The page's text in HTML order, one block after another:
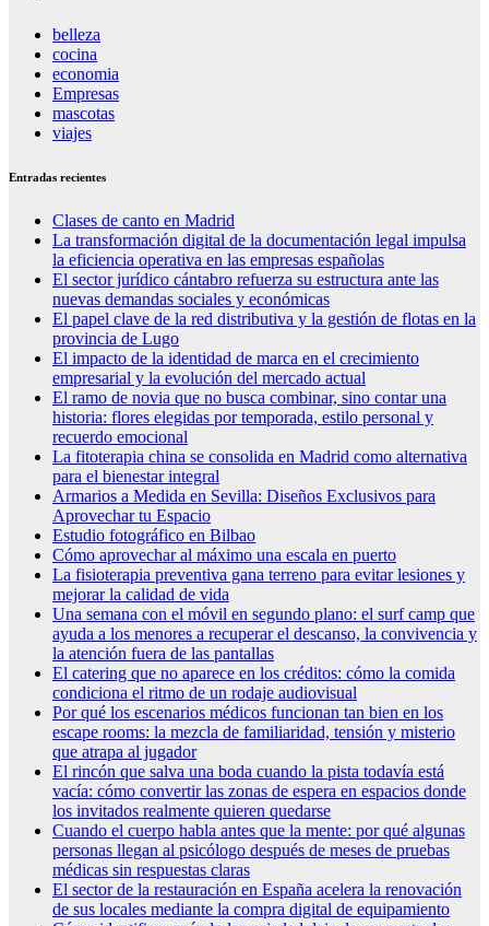
belleza
cocina
economia
Empresas
mascotas
viajes
Entradas recientes
Clases de canto en Madrid
La transformación digital de la documentación legal impulsa
la eficiencia operativa en las empresas españolas
El sector jurídico cántabro refuerza su estructura ante las
nuevas demandas sociales y económicas
El papel clave de la red distributiva y la gestión de flotas en la
provincia de Lugo
El impacto de la identidad de marca en el crecimiento
empresarial y la evolución del mercado actual
El ramo de novia que no busca combinar, sino contar una
historia: flores elegidas por temporada, estilo personal y
recuerdo emocional
La fitoterapia china se consolida en Madrid como alternativa
para el bienestar integral
Armarios a Medida en Sevilla: Diseños Exclusivos para
Aprovechar tu Espacio
Estudio fotográfico en Bilbao
Cómo aprovechar al máximo una escala en puerto
La fisioterapia preventiva gana terreno para evitar lesiones y
mejorar la calidad de vida
Una semana con el móvil en segundo plano: el surf camp que
ayuda a los menores a recuperar el descanso, la convivencia y
la atención fuera de las pantallas
El catering que no aparece en los créditos: cómo la comida
condiciona el ritmo de un rodaje audiovisual
Por qué los escenarios médicos funcionan tan bien en los
escape rooms: la mezcla de familiaridad, tensión y misterio
que atrapa al jugador
El rincón que salva una boda cuando la pista todavía está
vacía: cómo convertir las zonas de espera en espacios donde
los invitados realmente quieren quedarse
Cuando el cuerpo habla antes que la mente: por qué algunas
personas llegan al psicólogo después de meses de pruebas
médicas sin respuestas claras
El sector de la restauración en España acelera la renovación
de sus locales mediante la compra digital de equipamiento